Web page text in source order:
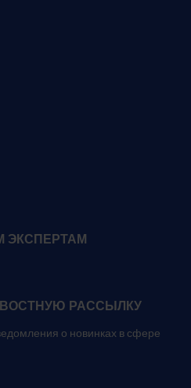
ЭКСПЕРТАМ
РАССЫЛКУ
о новинках в сфере